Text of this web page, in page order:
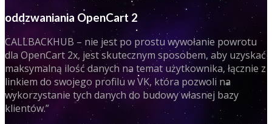
oddzwaniania OpenCart 2
CALLBACKHUB – nie jest po prostu wywołanie powrotu
dla OpenCart 2x, jest skutecznym sposobem, aby uzyskać
maksymalną ilość danych na temat użytkownika, łącznie z
linkiem do swojego profilu w VK, która pozwoli na
wykorzystanie tych danych do budowy własnej bazy
klientów.”